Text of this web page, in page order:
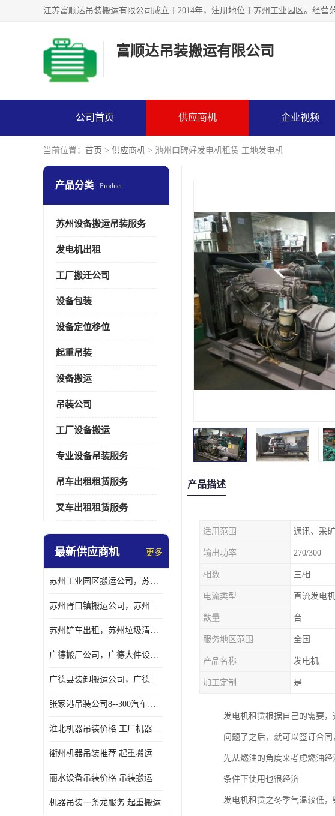
富顺达吊装搬运有限公司
公司首页 供应商机 企业视频
当前位置： 首页 > 供应商机 > 池州口碑好发电机租赁 工地发电机
产品分类 Product
苏州设备搬运吊装服务
发电机出租
工厂搬迁公司
设备包装
设备定位移位
起重吊装
设备搬运
吊装公司
工厂设备搬运
专业设备吊装服务
吊车出租租赁服务
叉车出租租赁服务
最新供应商机 更多
苏州工业园区搬运公司，苏州工业园区搬厂公司
苏州胥口镇搬运公司，苏州胥口镇吊装搬厂公司
苏州铲车出租，苏州垃圾清理铲车租赁服务
广德搬厂公司，广德大件设备搬厂，广德搬运
广德县装卸搬运公司，广德县机器搬运公司
张家港吊装公司8--300汽车吊出租）
淮北机器吊装价格 工厂机器吊装
衢州机器吊装推荐 起重搬运
丽水设备吊装价格 吊装搬运
机器吊装一条龙服务 起重搬运
产品描述
适用范围 通讯、采
输出功率 270/300
相数 三相
电流类型 直流发电机
数量 台
服务地区范围 全国
产品名称 发电机
加工定制 是
发电机租赁根据自己的需要
问题了之后，就可以签订合
先从燃油的角度来考虑燃油
条件下使用也很经济
发电机租赁之冬季气温较低